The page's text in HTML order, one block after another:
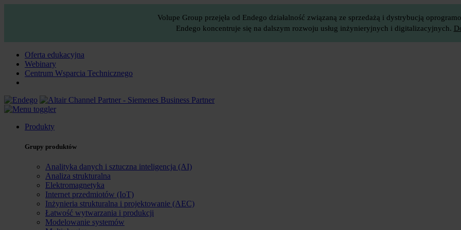
Volupe Group przejęła od Endego działalność związaną ze sprzedażą i dystrybucją
Endego koncentruje się na dalszym rozwoju usług inżynieryjnych i digitalizacyjnych.
Oferta edukacyjna
Webinary
Centrum Wsparcia Technicznego
Produkty
Grupy produktów
Analityka danych i sztuczna inteligencja (AI)
Analiza strukturalna
Elektromagnetyka
Internet przedmiotów (IoT)
Inżynieria strukturalna i projektowanie (AEC)
Łatwość wytwarzania i produkcji
Modelowanie systemów